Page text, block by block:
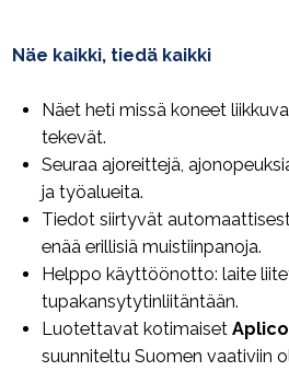
Näe kaikki, tiedä kaikki
Näet heti missä koneet
tekevät.
Seuraa ajoreittejä,
ja työalueita.
Tiedot siirtyvät
enää erillisiä muistiinpanoja.
Helppo käyttöönotto: laite
tupakansytytinliitäntään.
Luotettavat kotimaiset
suunniteltu Suomen vaativiin